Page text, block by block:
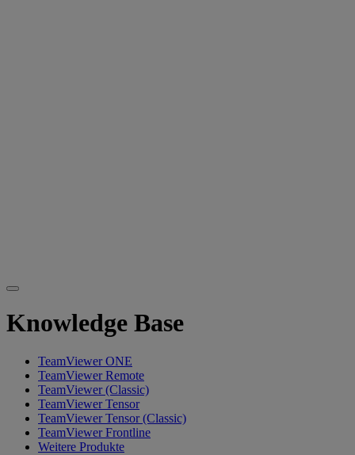
Knowledge Base
TeamViewer ONE
TeamViewer Remote
TeamViewer (Classic)
TeamViewer Tensor
TeamViewer Tensor (Classic)
TeamViewer Frontline
Weitere Produkte